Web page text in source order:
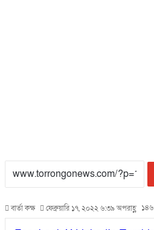
বার্তা কক্ষ ফেব্রুয়ারি ১৭, ২০২২ ৬:৩৯ অপরাহ্ণ ১৪৬